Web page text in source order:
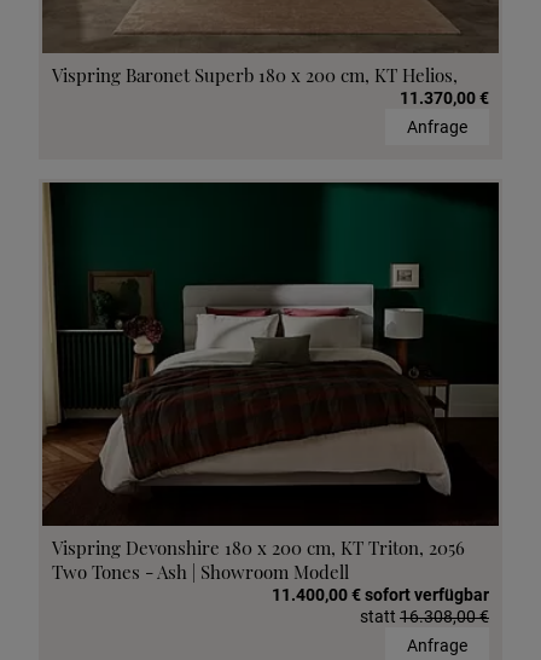
Vispring Baronet Superb 180 x 200 cm, KT Helios,
11.370,00 €
Anfrage
Vispring Devonshire 180 x 200 cm, KT Triton, 2056
Two Tones - Ash | Showroom Modell
11.400,00 € sofort verfügbar
statt 16.308,00 €
Anfrage